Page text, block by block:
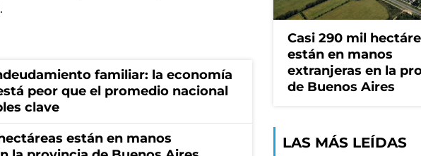
familiar: la economía
peor que el promedio nacional
clave
están en manos
Casi 290 mil
están en manos
extranjeras en la
de Buenos Aires
LAS MÁS LEÍDAS